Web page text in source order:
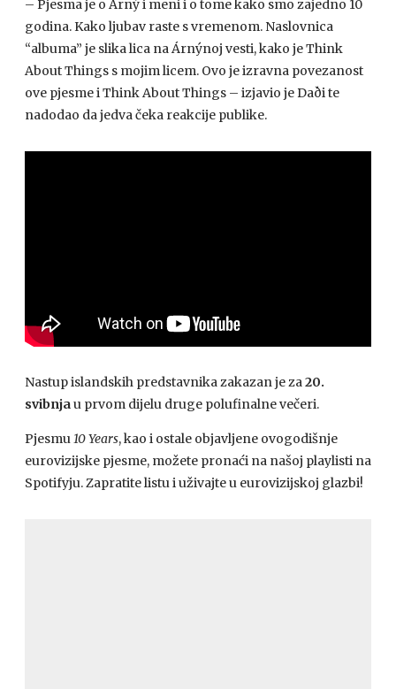
– Pjesma je o Árný i meni i o tome kako smo zajedno 10
godina. Kako ljubav raste s vremenom. Naslovnica
“albuma” je slika lica na Árnýnoj vesti, kako je Think
About Things s mojim licem. Ovo je izravna povezanost
ove pjesme i Think About Things – izjavio je Daði te
nadodao da jedva čeka reakcije publike.
Nastup islandskih predstavnika zakazan je za 20.
svibnjau prvom dijelu druge polufinalne večeri.
Pjesmu 10 Years, kao i ostale objavljene ovogodišnje
eurovizijske pjesme, možete pronaći na našoj playlisti na
Spotifyju. Zapratite listu i uživajte u eurovizijskoj glazbi!